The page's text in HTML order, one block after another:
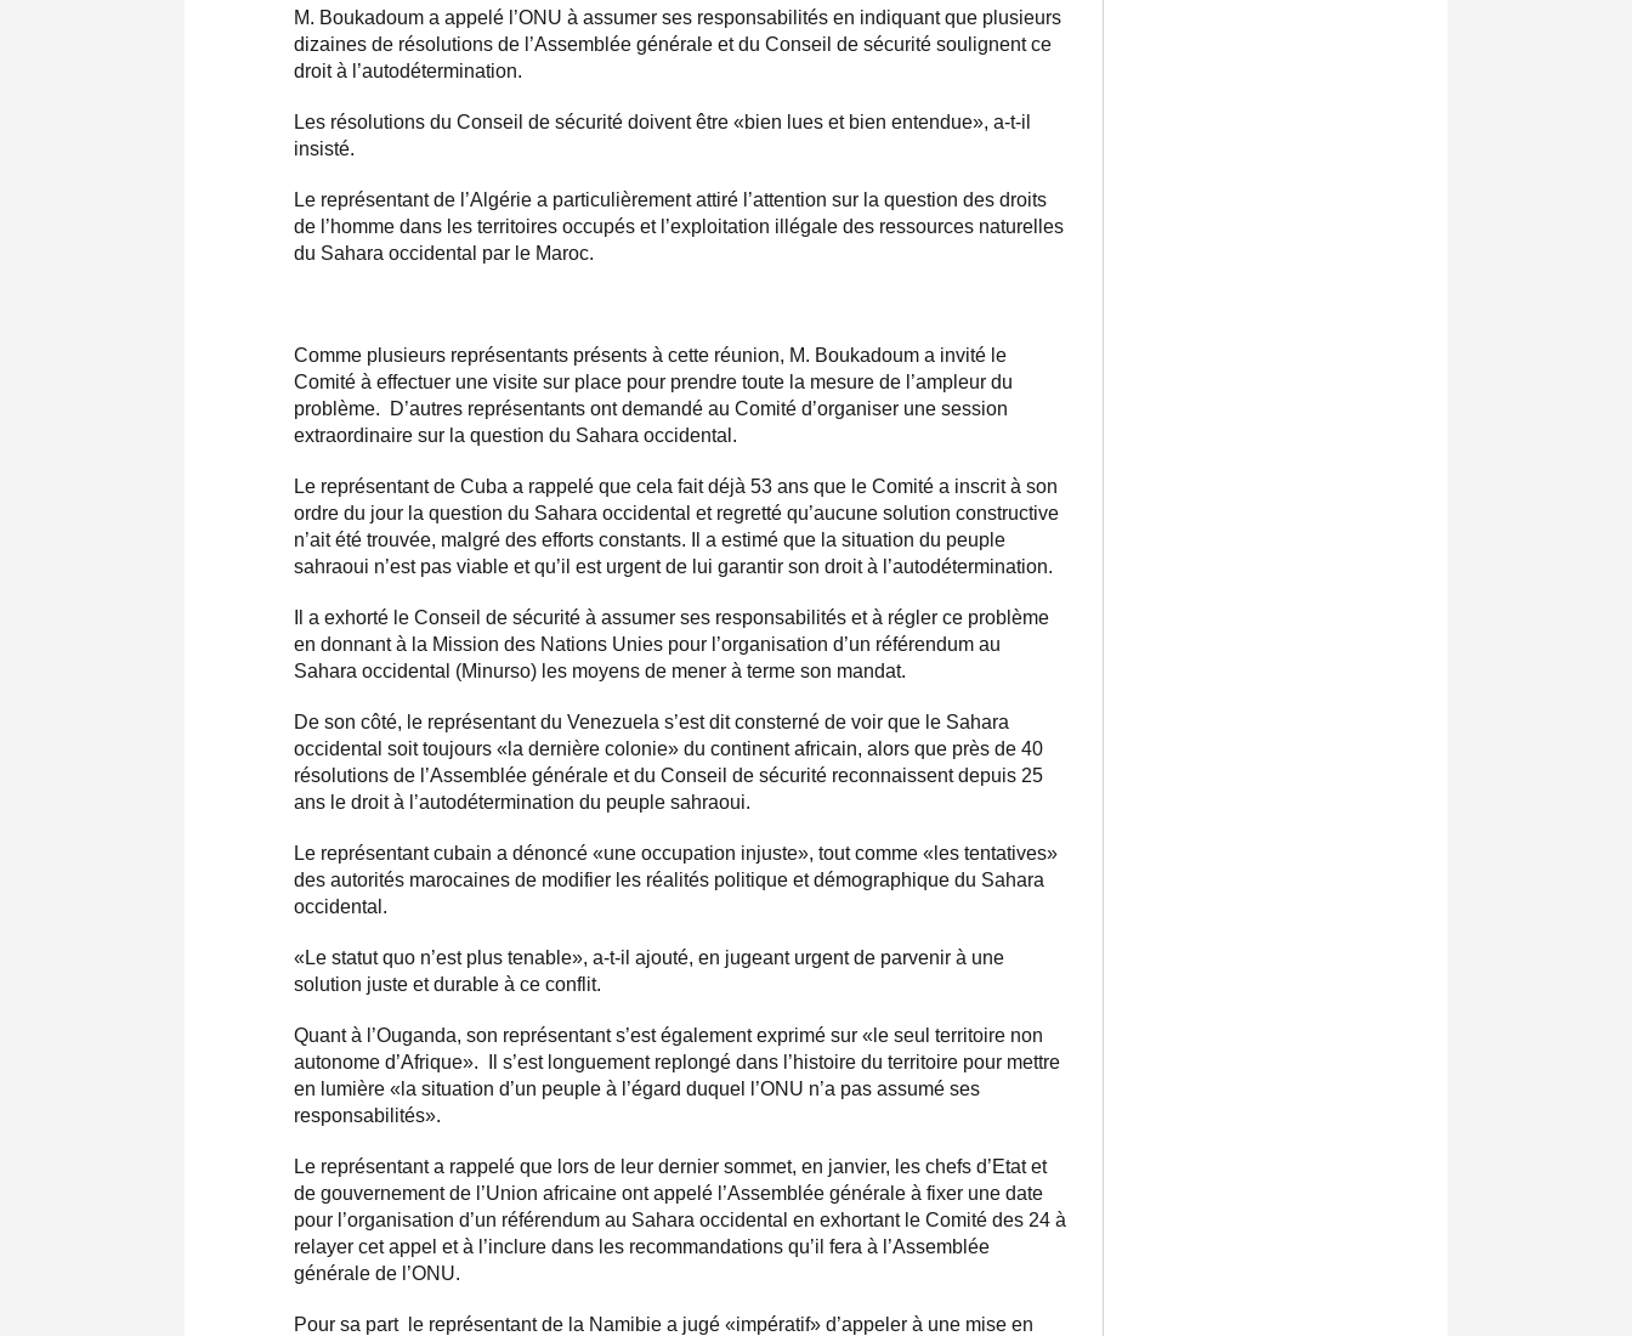
M. Boukadoum a appelé l’ONU à assumer ses responsabilités en indiquant que plusieurs
dizaines de résolutions de l’Assemblée générale et du Conseil de sécurité soulignent ce
droit à l’autodétermination.
Les résolutions du Conseil de sécurité doivent être «bien lues et bien entendue», a-t-il
insisté.
Le représentant de l’Algérie a particulièrement attiré l’attention sur la question des droits
de l’homme dans les territoires occupés et l’exploitation illégale des ressources naturelles
du Sahara occidental par le Maroc.
Comme plusieurs représentants présents à cette réunion, M. Boukadoum a invité le
Comité à effectuer une visite sur place pour prendre toute la mesure de l’ampleur du
problème. D’autres représentants ont demandé au Comité d’organiser une session
extraordinaire sur la question du Sahara occidental.
Le représentant de Cuba a rappelé que cela fait déjà 53 ans que le Comité a inscrit à son
ordre du jour la question du Sahara occidental et regretté qu’aucune solution constructive
n’ait été trouvée, malgré des efforts constants. Il a estimé que la situation du peuple
sahraoui n’est pas viable et qu’il est urgent de lui garantir son droit à l’autodétermination.
Il a exhorté le Conseil de sécurité à assumer ses responsabilités et à régler ce problème
en donnant à la Mission des Nations Unies pour l’organisation d’un référendum au
Sahara occidental (Minurso) les moyens de mener à terme son mandat.
De son côté, le représentant du Venezuela s’est dit consterné de voir que le Sahara
occidental soit toujours «la dernière colonie» du continent africain, alors que près de 40
résolutions de l’Assemblée générale et du Conseil de sécurité reconnaissent depuis 25
ans le droit à l’autodétermination du peuple sahraoui.
Le représentant cubain a dénoncé «une occupation injuste», tout comme «les tentatives»
des autorités marocaines de modifier les réalités politique et démographique du Sahara
occidental.
«Le statut quo n’est plus tenable», a-t-il ajouté, en jugeant urgent de parvenir à une
solution juste et durable à ce conflit.
Quant à l’Ouganda, son représentant s’est également exprimé sur «le seul territoire non
autonome d’Afrique». Il s’est longuement replongé dans l’histoire du territoire pour mettre
en lumière «la situation d’un peuple à l’égard duquel l’ONU n’a pas assumé ses
responsabilités».
Le représentant a rappelé que lors de leur dernier sommet, en janvier, les chefs d’Etat et
de gouvernement de l’Union africaine ont appelé l’Assemblée générale à fixer une date
pour l’organisation d’un référendum au Sahara occidental en exhortant le Comité des 24 à
relayer cet appel et à l’inclure dans les recommandations qu’il fera à l’Assemblée
générale de l’ONU.
Pour sa part le représentant de la Namibie a jugé «impératif» d’appeler à une mise en